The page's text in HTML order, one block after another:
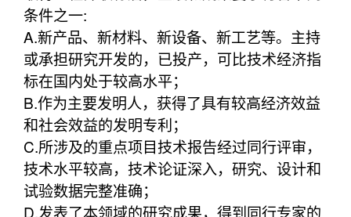
条件之一:
A.新产品、新材料、新设备、新工艺等。主持
或承担研究开发的，已投产，可比技术经济指
标在国内处于较高水平；
B.作为主要发明人，获得了具有较高经济效益
和社会效益的发明专利；
C.所涉及的重点项目技术报告经过同行评审，
技术水平较高，技术论证深入，研究、设计和
试验数据完整准确；
D.发表了本领域的研究成果，得到同行专家的